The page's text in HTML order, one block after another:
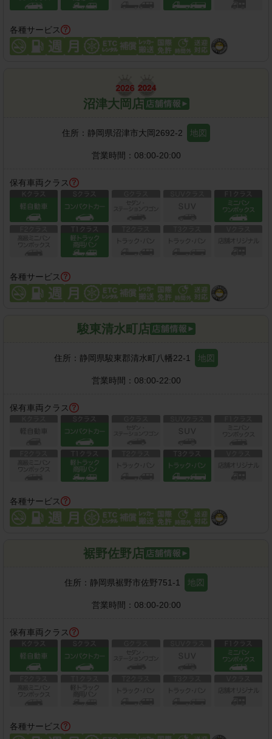
各種サービス
沼津大岡店
住所： 静岡県沼津市大岡2692-2 地図
営業時間： 08:00-20:00
保有車両クラス
各種サービス
駿東清水町店
住所： 静岡県駿東郡清水町八幡22-1 地図
営業時間： 08:00-22:00
保有車両クラス
各種サービス
裾野佐野店
住所： 静岡県裾野市佐野751-1 地図
営業時間： 08:00-20:00
保有車両クラス
各種サービス